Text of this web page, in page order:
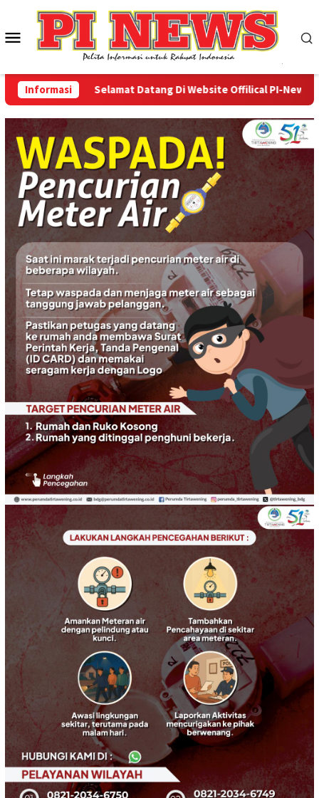
konten
Menu
Mobile
InformasiSelamat Datang Di Website Offilical PI-News